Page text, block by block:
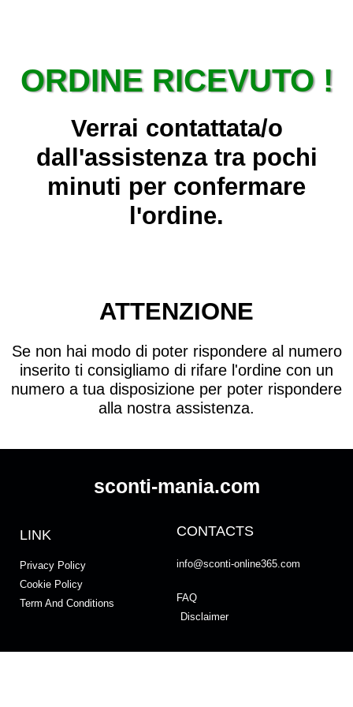
ORDINE RICEVUTO !
Verrai contattata/o
dall'assistenza tra pochi
minuti per confermare
l'ordine.
ATTENZIONE
Se non hai modo di poter rispondere al numero
inserito ti consigliamo di rifare l'ordine con un
numero a tua disposizione per poter rispondere
alla nostra assistenza.
sconti-mania.com
LINK
Privacy Policy
Cookie Policy
Term And Conditions
CONTACTS
info@sconti-online365.com
FAQ
Disclaimer